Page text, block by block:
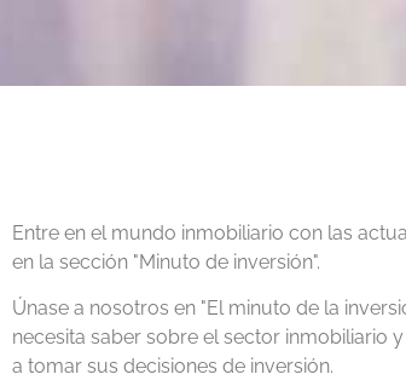
Entre en el mundo inmobiliario con las
en la sección "Minuto de inversión".
Únase a nosotros en "El minuto de la
necesita saber sobre el sector inmobiliario
a tomar sus decisiones de inversión.